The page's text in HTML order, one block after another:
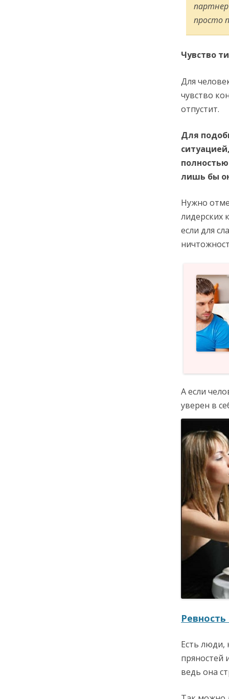
просто
Чувство
Для
чувство
отпустит.
Для
лишь бы
Нужно
лидерских
если для
А если
уверен в
Есть люди,
пряностей
ведь она